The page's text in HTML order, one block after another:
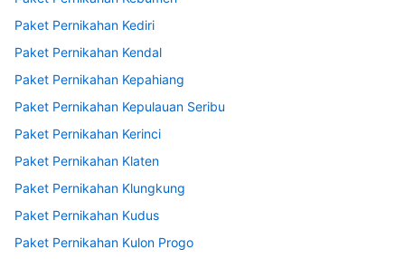
Paket Pernikahan Kediri
Paket Pernikahan Kendal
Paket Pernikahan Kepahiang
Paket Pernikahan Kepulauan Seribu
Paket Pernikahan Kerinci
Paket Pernikahan Klaten
Paket Pernikahan Klungkung
Paket Pernikahan Kudus
Paket Pernikahan Kulon Progo